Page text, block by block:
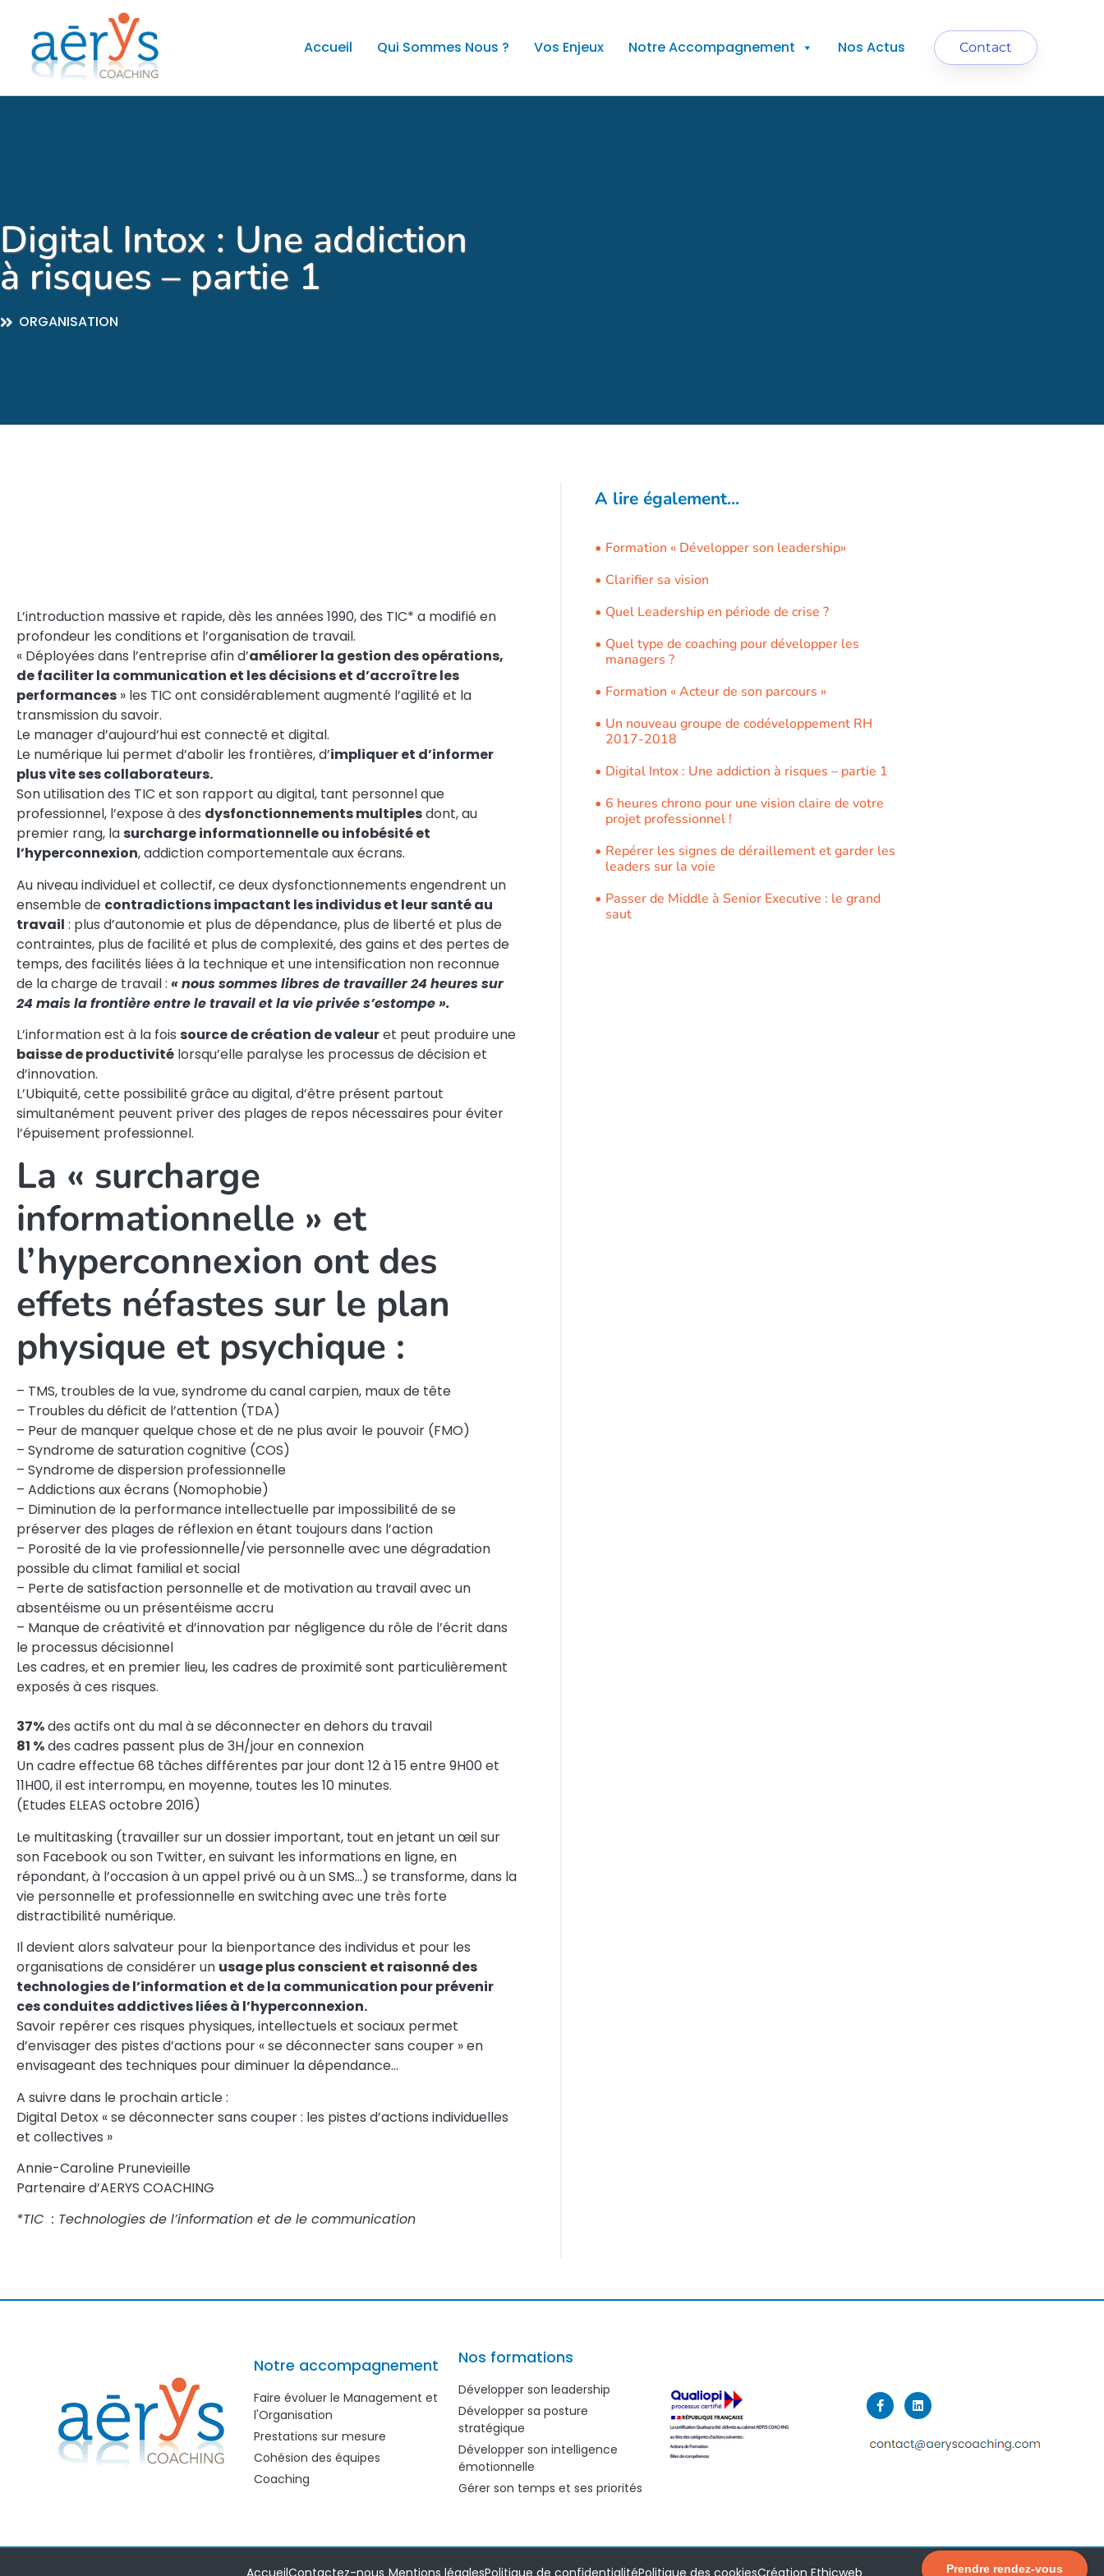
Prendre rendez-vous
Accueil Qui Sommes Nous ? Vos Enjeux Notre Accompagnement Nos Actus Contact
Digital Intox : Une addiction
à risques – partie 1
ORGANISATION
L’introduction massive et rapide, dès les années 1990, des TIC* a modifié en
profondeur les conditions et l’organisation de travail.
« Déployées dans l’entreprise afin d’améliorer la gestion des opérations,
de faciliter la communication et les décisions et d’accroître les
performances » les TIC ont considérablement augmenté l’agilité et la
transmission du savoir.
Le manager d’aujourd’hui est connecté et digital.
Le numérique lui permet d’abolir les frontières, d’impliquer et d’informer
plus vite ses collaborateurs.
Son utilisation des TIC et son rapport au digital, tant personnel que
professionnel, l’expose à des dysfonctionnements multiplesdont, au
premier rang, lasurcharge informationnelle ou infobésité et
l’hyperconnexion, addiction comportementale aux écrans.
Au niveau individuel et collectif, ce deux dysfonctionnements engendrent un
ensemble de contradictions impactant les individus et leur santé au
travail : plus d’autonomie et plus de dépendance, plus de liberté et plus de
contraintes, plus de facilité et plus de complexité, des gains et des pertes de
temps, des facilités liées à la technique et une intensification non reconnue
de la charge de travail : « nous sommes libres de travailler 24 heures sur
24 mais la frontière entre le travail et la vie privée s’estompe ».
L’information est à la fois source de création de valeuret peut produire une
baisse de productivité lorsqu’elle paralyse les processus de décision et
d’innovation.
L’Ubiquité, cette possibilité grâce au digital, d’être présent partout
simultanément peuvent priver des plages de repos nécessaires pour éviter
l’épuisement professionnel.
La « surcharge
informationnelle » et
l’hyperconnexion ont des
effets néfastes sur le plan
physique et psychique :
– TMS, troubles de la vue, syndrome du canal carpien, maux de tête
– Troubles du déficit de l’attention (TDA)
– Peur de manquer quelque chose et de ne plus avoir le pouvoir (FMO)
– Syndrome de saturation cognitive (COS)
– Syndrome de dispersion professionnelle
– Addictions aux écrans (Nomophobie)
– Diminution de la performance intellectuelle par impossibilité de se
préserver des plages de réflexion en étant toujours dans l’action
– Porosité de la vie professionnelle/vie personnelle avec une dégradation
possible du climat familial et social
– Perte de satisfaction personnelle et de motivation au travail avec un
absentéisme ou un présentéisme accru
– Manque de créativité et d’innovation par négligence du rôle de l’écrit dans
le processus décisionnel
Les cadres, et en premier lieu, les cadres de proximité sont particulièrement
exposés à ces risques.
37%des actifs ont du mal à se déconnecter en dehors du travail
81 %des cadres passent plus de 3H/jour en connexion
Un cadre effectue 68 tâches différentes par jour dont 12 à 15 entre 9H00 et
11H00, il est interrompu, en moyenne, toutes les 10 minutes.
(Etudes ELEAS octobre 2016)
Le multitasking (travailler sur un dossier important, tout en jetant un œil sur
son Facebook ou son Twitter, en suivant les informations en ligne, en
répondant, à l’occasion à un appel privé ou à un SMS…) se transforme, dans la
vie personnelle et professionnelle en switching avec une très forte
distractibilité numérique.
Il devient alors salvateur pour la bienportance des individus et pour les
organisations de considérer un usage plus conscient et raisonné des
technologies de l’information et de la communication pour prévenir
ces conduites addictives liées à l’hyperconnexion.
Savoir repérer ces risques physiques, intellectuels et sociaux permet
d’envisager des pistes d’actions pour « se déconnecter sans couper » en
envisageant des techniques pour diminuer la dépendance…
A suivre dans le prochain article :
Digital Detox « se déconnecter sans couper : les pistes d’actions individuelles
et collectives »
Annie-Caroline Prunevieille
Partenaire d’AERYS COACHING
*TIC : Technologies de l’information et de le communication
A lire également...
Formation « Développer son leadership»
Clarifier sa vision
Quel Leadership en période de crise ?
Quel type de coaching pour développer les
managers ?
Formation « Acteur de son parcours »
Un nouveau groupe de codéveloppement RH
2017-2018
Digital Intox : Une addiction à risques – partie 1
6 heures chrono pour une vision claire de votre
projet professionnel !
Repérer les signes de déraillement et garder les
leaders sur la voie
Passer de Middle à Senior Executive : le grand
saut
Notre accompagnement
Faire évoluer le Management et
l'Organisation
Prestations sur mesure
Cohésion des équipes
Coaching
Nos formations
Développer son leadership
Développer sa posture
stratégique
Développer son intelligence
émotionnelle
Gérer son temps et ses priorités
AccueilContactez-nous Mentions légalesPolitique de confidentialitéPolitique des cookiesCréation Ethicweb